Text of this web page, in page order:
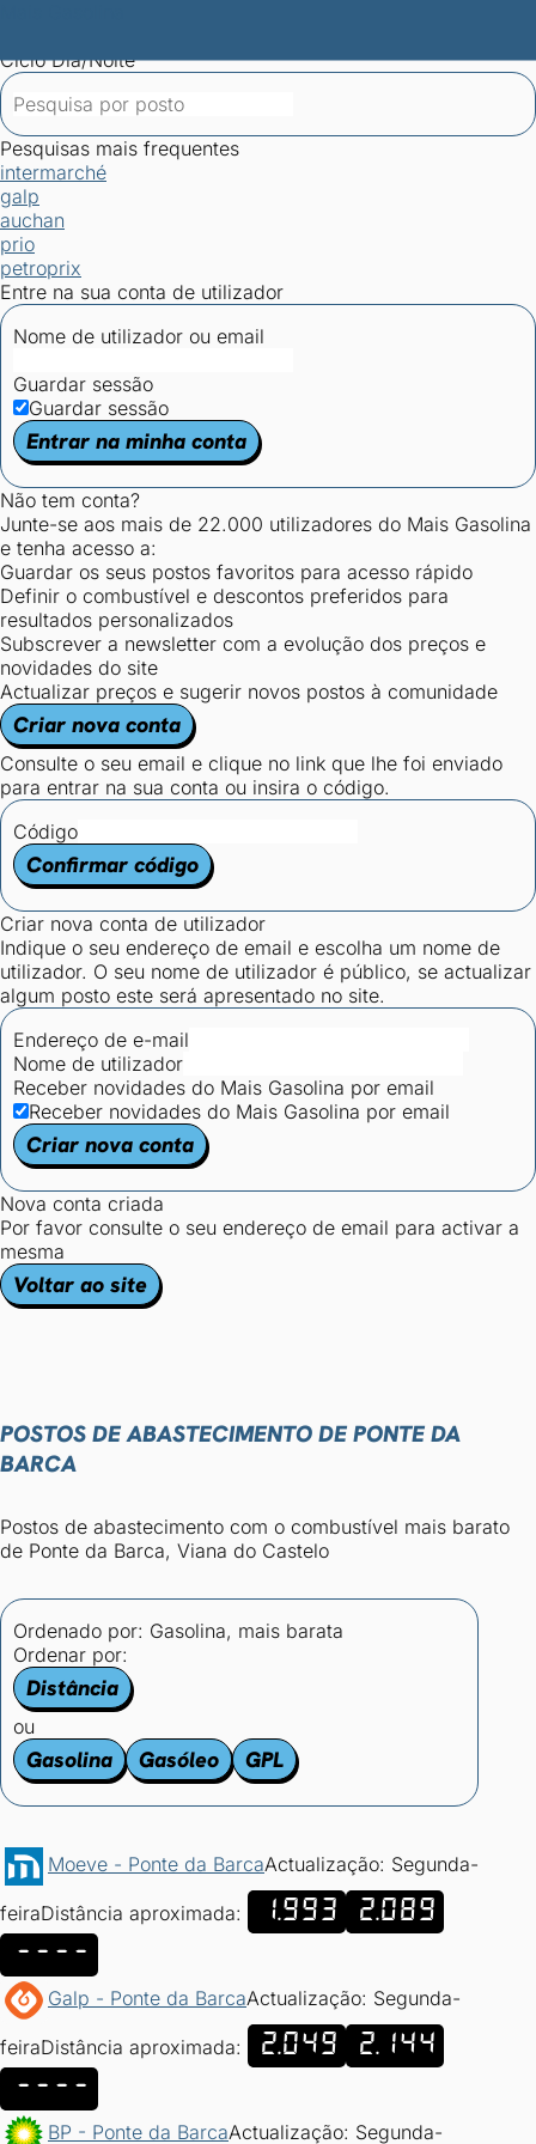
Ciclo Dia/Noite
Pesquisas mais frequentes
intermarché
galp
auchan
prio
petroprix
Entre na sua conta de utilizador
Nome de utilizador ou email
Guardar sessão
Guardar sessão
Entrar na minha conta
Não tem conta?
Junte-se aos mais de 22.000 utilizadores do Mais Gasolina
e tenha acesso a:
Guardar os seus postos favoritos para acesso rápido
Definir o combustível e descontos preferidos para
resultados personalizados
Subscrever a newsletter com a evolução dos preços e
novidades do site
Actualizar preços e sugerir novos postos à comunidade
Criar nova conta
Consulte o seu email e clique no link que lhe foi enviado
para entrar na sua conta ou insira o código.
Código
Confirmar código
Criar nova conta de utilizador
Indique o seu endereço de email e escolha um nome de
utilizador. O seu nome de utilizador é público, se actualizar
algum posto este será apresentado no site.
Endereço de e-mail
Nome de utilizador
Receber novidades do Mais Gasolina por email
Receber novidades do Mais Gasolina por email
Criar nova conta
Nova conta criada
Por favor consulte o seu endereço de email para activar a
mesma
Voltar ao site
POSTOS DE ABASTECIMENTO DE PONTE DA
BARCA
Postos de abastecimento com o combustível mais barato
de Ponte da Barca, Viana do Castelo
Ordenado por: Gasolina, mais barata
Ordenar por:
Distância
ou
Gasolina Gasóleo GPL
Moeve - Ponte da BarcaActualização: Segunda-
feiraDistância aproximada: 1.993
2.089
----
Galp - Ponte da BarcaActualização: Segunda-
feiraDistância aproximada: 2.049
2.144
----
BP - Ponte da BarcaActualização: Segunda-